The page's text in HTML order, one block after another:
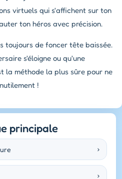
virtuels qui s'affichent sur ton
ton héros avec précision.
toujours de foncer tête baissée.
s'éloigne ou qu'une
la méthode la plus sûre pour ne
!
principale
›
›